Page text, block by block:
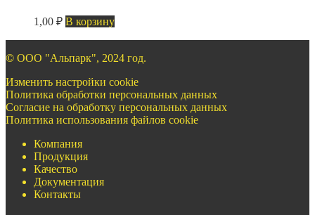
1,00 ₽ В корзину
© ООО "Альпарк", 2024 год.
Изменить настройки cookie
Политика обработки персональных данных
Согласие на обработку персональных данных
Политика использования файлов cookie
Компания
Продукция
Качество
Документация
Контакты